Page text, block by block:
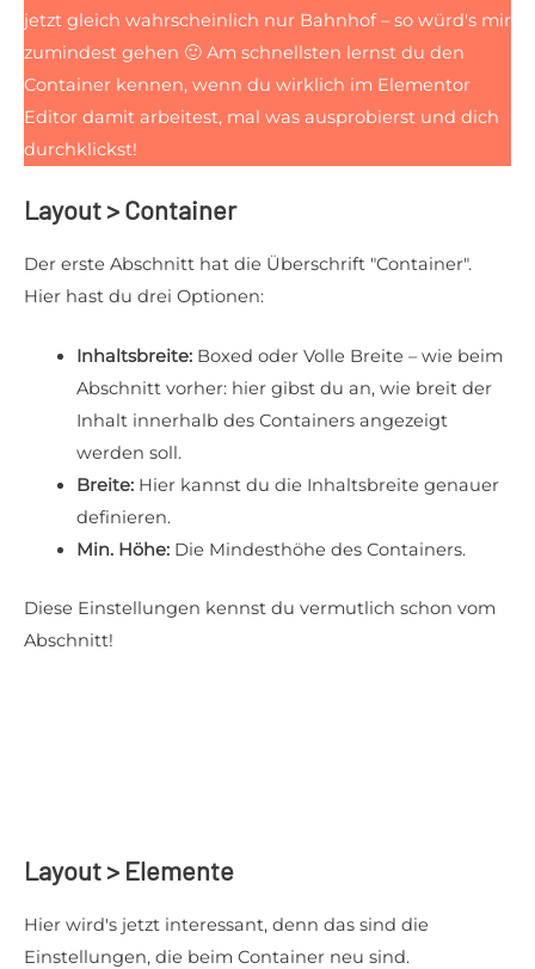
jetzt gleich wahrscheinlich nur Bahnhof – so würd's mir
zumindest gehen 🙂 Am schnellsten lernst du den
Container kennen, wenn du wirklich im Elementor
Editor damit arbeitest, mal was ausprobierst und dich
durchklickst!
Layout > Container
Der erste Abschnitt hat die Überschrift "Container".
Hier hast du drei Optionen:
Inhaltsbreite:Boxed oder Volle Breite – wie beim
Abschnitt vorher: hier gibst du an, wie breit der
Inhalt innerhalb des Containers angezeigt
werden soll.
Breite:Hier kannst du die Inhaltsbreite genauer
definieren.
Min. Höhe:Die Mindesthöhe des Containers.
Diese Einstellungen kennst du vermutlich schon vom
Abschnitt!
Layout > Elemente
Hier wird's jetzt interessant, denn das sind die
Einstellungen, die beim Container neu sind.